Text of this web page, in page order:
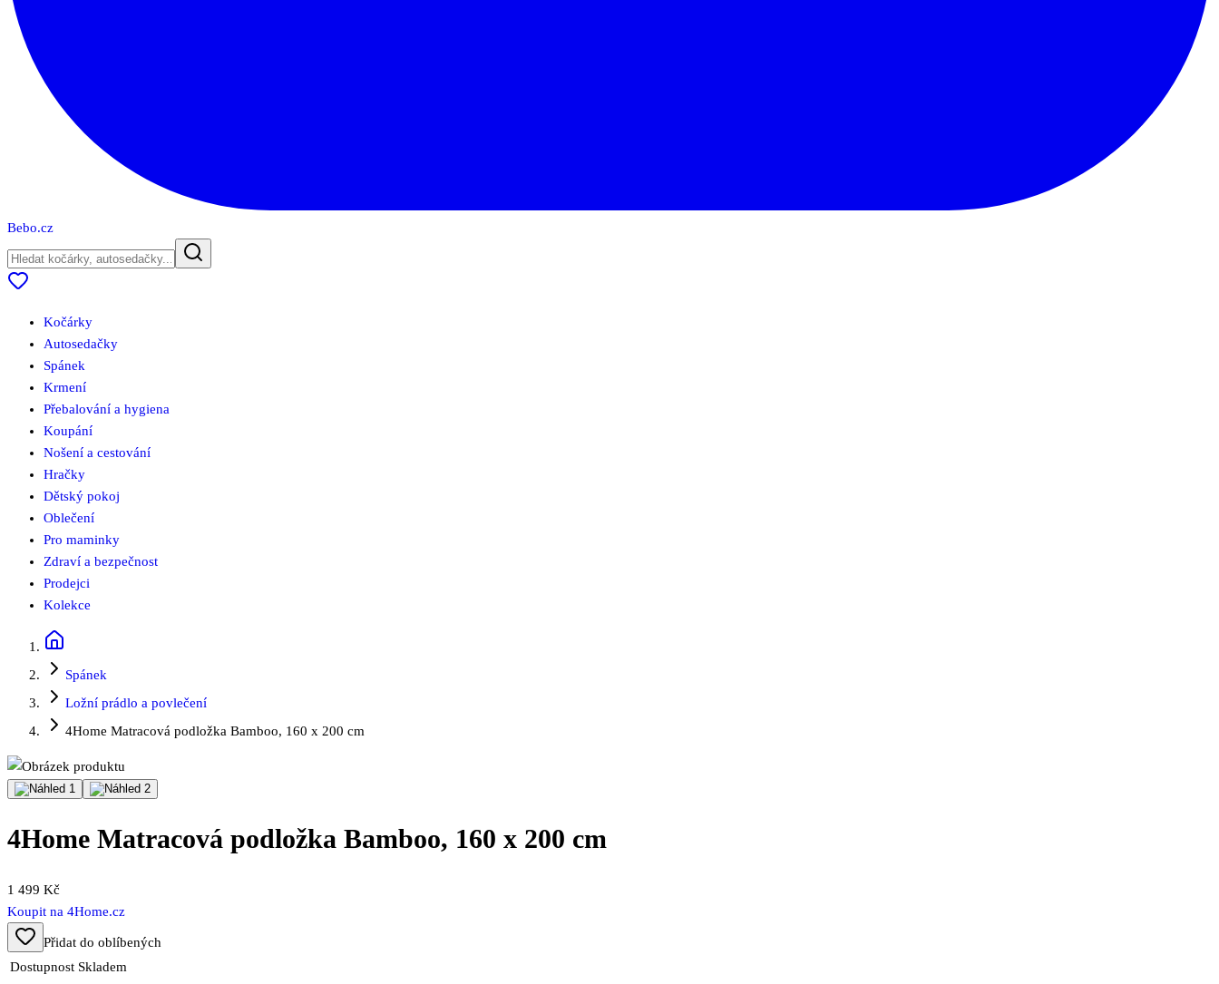
Bebo.cz
Kočárky
Autosedačky
Spánek
Krmení
Přebalování a hygiena
Koupání
Nošení a cestování
Hračky
Dětský pokoj
Oblečení
Pro maminky
Zdraví a bezpečnost
Prodejci
Kolekce
Spánek
Ložní prádlo a povlečení
4Home Matracová podložka Bamboo, 160 x 200 cm
4Home Matracová podložka Bamboo, 160 x 200 cm
1 499 Kč
Koupit na 4Home.cz
Přidat do oblíbených
Dostupnost Skladem